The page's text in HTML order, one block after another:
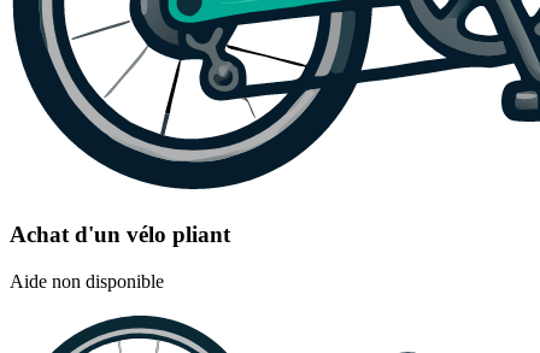
Achat d'un vélo pliant
Aide non disponible